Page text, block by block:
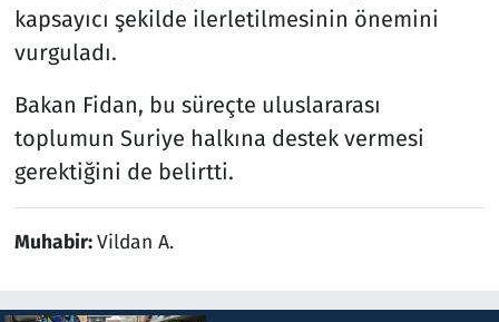
kapsayıcı şekilde ilerletilmesinin önemini
vurguladı.
Bakan Fidan, bu süreçte uluslararası
toplumun Suriye halkına destek vermesi
gerektiğini de belirtti.
Muhabir:Vildan A.